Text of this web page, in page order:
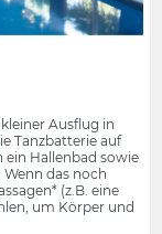
Ausflug in
Tanzbatterie auf
ein Hallenbad sowie
das noch
(z.B. eine
um Körper und